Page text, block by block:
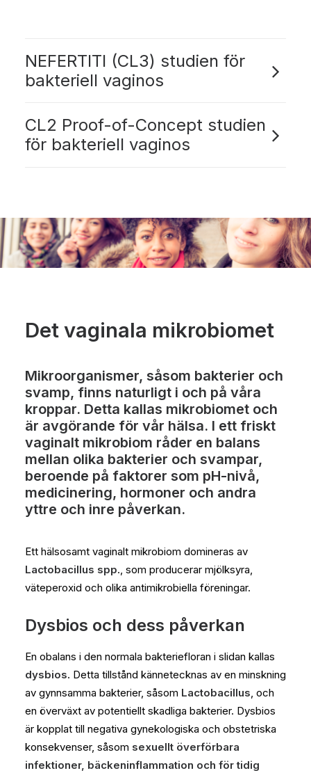
NEFERTITI (CL3) studien för
bakteriell vaginos
CL2 Proof-of-Concept studien
för bakteriell vaginos
Det vaginala mikrobiomet
Mikroorganismer, såsom bakterier och
svamp, finns naturligt i och på våra
kroppar. Detta kallas mikrobiomet och
är avgörande för vår hälsa. I ett friskt
vaginalt mikrobiom råder en balans
mellan olika bakterier och svampar,
beroende på faktorer som pH-nivå,
medicinering, hormoner och andra
yttre och inre påverkan.
Ett hälsosamt vaginalt mikrobiom domineras av
Lactobacillus spp., som producerar mjölksyra,
väteperoxid och olika antimikrobiella föreningar.
Dysbios och dess påverkan
En obalans i den normala bakteriefloran i slidan kallas
dysbios. Detta tillstånd kännetecknas av en minskning
av gynnsamma bakterier, såsom Lactobacillus, och
en överväxt av potentiellt skadliga bakterier. Dysbios
är kopplat till negativa gynekologiska och obstetriska
konsekvenser, såsom sexuellt överförbara
infektioner, bäckeninflammation och för tidig